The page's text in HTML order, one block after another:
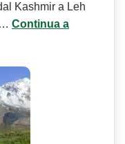
Kashmir a Leh
Continua a